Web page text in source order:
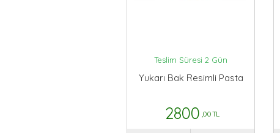
Teslim Süresi 2 Gün
Yukarı Bak Resimli Pasta
2800 ,00 TL